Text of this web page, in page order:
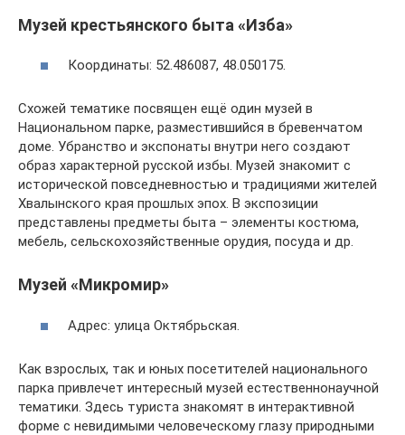
Музей крестьянского быта «Изба»
Координаты: 52.486087, 48.050175.
Схожей тематике посвящен ещё один музей в
Национальном парке, разместившийся в бревенчатом
доме. Убранство и экспонаты внутри него создают
образ характерной русской избы. Музей знакомит с
исторической повседневностью и традициями жителей
Хвалынского края прошлых эпох. В экспозиции
представлены предметы быта – элементы костюма,
мебель, сельскохозяйственные орудия, посуда и др.
Музей «Микромир»
Адрес: улица Октябрьская.
Как взрослых, так и юных посетителей национального
парка привлечет интересный музей естественнонаучной
тематики. Здесь туриста знакомят в интерактивной
форме с невидимыми человеческому глазу природными